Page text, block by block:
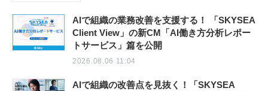
AIで組織の業務改善を支援する！ 「SKYSEA
Client View」の新CM「AI働き方分析レポー
トサービス」篇を公開
2026.08.06 11:04
AIで組織の改善点を見抜く！「SKYSEA